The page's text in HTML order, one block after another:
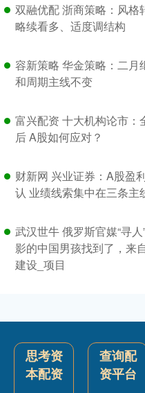
双融优配 浙商策略：风格
略续看多、适度调结构
容新策略 华金策略：二月
和周期主线不变
富兴配资 十大机构论市：
后 A股如何应对？
财新网 兴业证券：A股盈
认 业绩线索集中在三条主
武汉世牛 俄罗斯官媒“寻
影的中国男孩找到了，来
建设_项目
思考资
本配资
查询配
资平台